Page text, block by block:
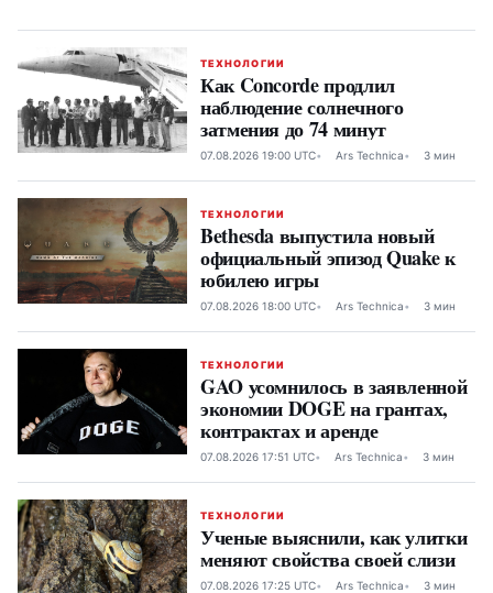
ТЕХНОЛОГИИ
Как Concorde продлил
наблюдение солнечного
затмения до 74 минут
07.08.2026 19:00 UTC Ars Technica 3 мин
ТЕХНОЛОГИИ
Bethesda выпустила новый
официальный эпизод Quake к
юбилею игры
07.08.2026 18:00 UTC Ars Technica 3 мин
ТЕХНОЛОГИИ
GAO усомнилось в заявленной
экономии DOGE на грантах,
контрактах и аренде
07.08.2026 17:51 UTC Ars Technica 3 мин
ТЕХНОЛОГИИ
Ученые выяснили, как улитки
меняют свойства своей слизи
07.08.2026 17:25 UTC Ars Technica 3 мин